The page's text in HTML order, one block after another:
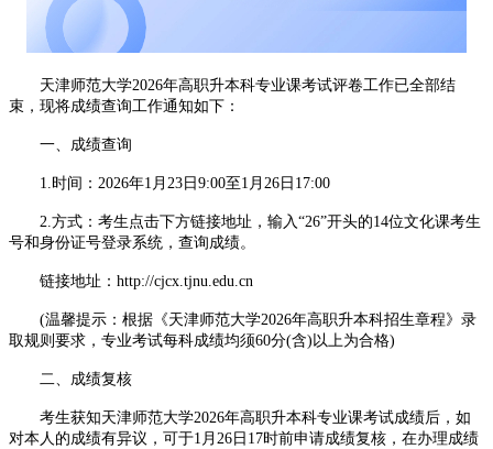
天津师范大学2026年高职升本科专业课考试评卷工作已全部结
束，现将成绩查询工作通知如下：
一、成绩查询
1.时间：2026年1月23日9:00至1月26日17:00
2.方式：考生点击下方链接地址，输入“26”开头的14位文化课考生
号和身份证号登录系统，查询成绩。
链接地址：http://cjcx.tjnu.edu.cn
(温馨提示：根据《天津师范大学2026年高职升本科招生章程》录
取规则要求，专业考试每科成绩均须60分(含)以上为合格)
二、成绩复核
考生获知天津师范大学2026年高职升本科专业课考试成绩后，如
对本人的成绩有异议，可于1月26日17时前申请成绩复核，在办理成绩